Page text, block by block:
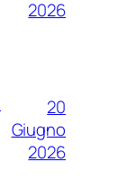
2026
20
Giugno
2026